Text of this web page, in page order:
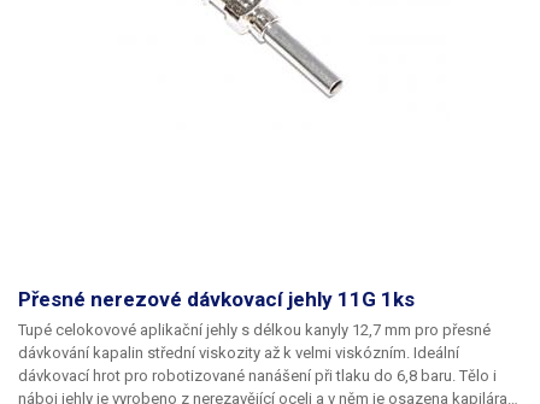
Přesné nerezové dávkovací jehly 11G 1ks
Tupé celokovové aplikační jehly s délkou kanyly 12,7 mm pro přesné
dávkování kapalin střední viskozity až k velmi viskózním. Ideální
dávkovací hrot pro robotizované nanášení při tlaku do 6,8 baru. Tělo i
náboj jehly je vyrobeno z nerezavějící oceli a v něm je osazena kapilára